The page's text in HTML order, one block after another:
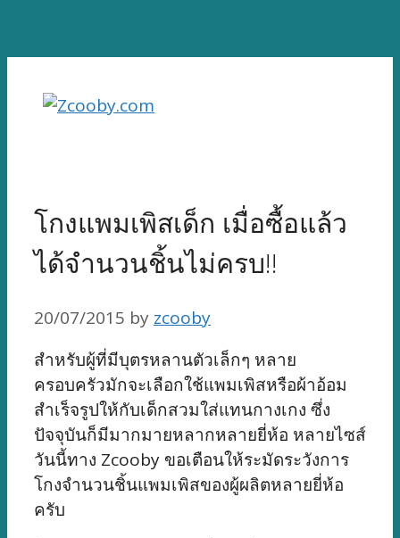
content
โกงแพมเพิสเด็ก เมื่อซื้อแล้ว
ได้จำนวนชิ้นไม่ครบ!!
20/07/2015 by zcooby
สำหรับผู้ที่มีบุตรหลานตัวเล็กๆ หลาย
ครอบครัวมักจะเลือกใช้แพมเพิสหรือผ้าอ้อม
สำเร็จรูปให้กับเด็กสวมใส่แทนกางเกง ซึ่ง
ปัจจุบันก็มีมากมายหลากหลายยี่ห้อ หลายไซส์
วันนี้ทาง Zcooby ขอเตือนให้ระมัดระวังการ
โกงจำนวนชิ้นแพมเพิสของผู้ผลิตหลายยี่ห้อ
ครับ